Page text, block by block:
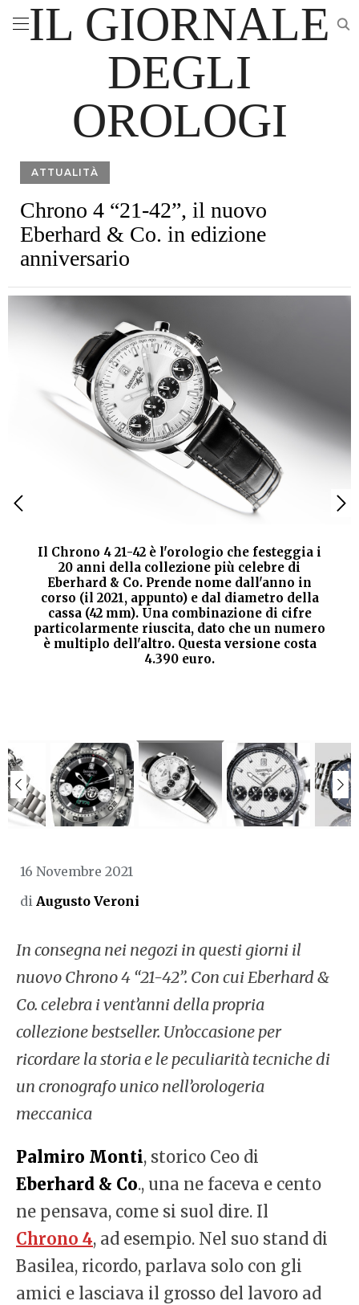
IL GIORNALE
DEGLI
OROLOGI
ATTUALITÀ
Chrono 4 “21-42”, il nuovo
Eberhard & Co. in edizione
anniversario
Il Chrono 4 21-42 è l'orologio che festeggia i
20 anni della collezione più celebre di
Eberhard & Co. Prende nome dall'anno in
corso (il 2021, appunto) e dal diametro della
cassa (42 mm). Una combinazione di cifre
particolarmente riuscita, dato che un numero
è multiplo dell'altro. Questa versione costa
4.390 euro.
16 Novembre 2021
di Augusto Veroni
In consegna nei negozi in questi giorni il
nuovo Chrono 4 “21-42”. Con cui Eberhard &
Co. celebra i vent’anni della propria
collezione bestseller. Un’occasione per
ricordare la storia e le peculiarità tecniche di
un cronografo unico nell’orologeria
meccanica
Palmiro Monti, storico Ceo di
Eberhard & Co., una ne faceva e cento
ne pensava, come si suol dire. Il
Chrono 4, ad esempio. Nel suo stand di
Basilea, ricordo, parlava solo con gli
amici e lasciava il grosso del lavoro ad